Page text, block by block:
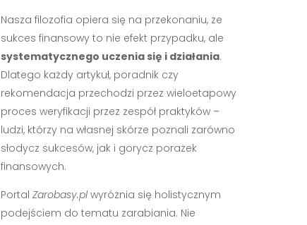
Nasza filozofia opiera się na przekonaniu, że
sukces finansowy to nie efekt przypadku, ale
systematycznego uczenia się i działania.
Dlatego każdy artykuł, poradnik czy
rekomendacja przechodzi przez wieloetapowy
proces weryfikacji przez zespół praktyków –
ludzi, którzy na własnej skórze poznali zarówno
słodycz sukcesów, jak i gorycz porażek
finansowych.
Portal Zarobasy.plwyróżnia się holistycznym
podejściem do tematu zarabiania. Nie